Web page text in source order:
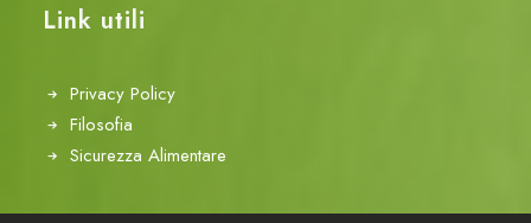
Link utili
Privacy Policy
Filosofia
Sicurezza Alimentare